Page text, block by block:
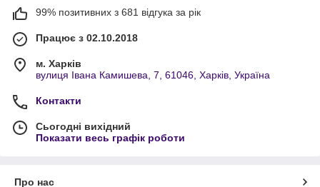
99% позитивних з 681 відгука за рік
Працює з 02.10.2018
м. Харків
вулиця Івана Камишева, 7, 61046, Харків, Україна
Контакти
Сьогодні вихідний
Показати весь графік роботи
Про нас